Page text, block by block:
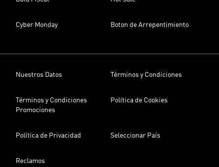
Cyber Monday Boton de Arrepentimiento
Nuestros Datos Términos y Condiciones
Términos y Condiciones
Promociones
Política de Cookies
Política de Privacidad Seleccionar País
Reclamos